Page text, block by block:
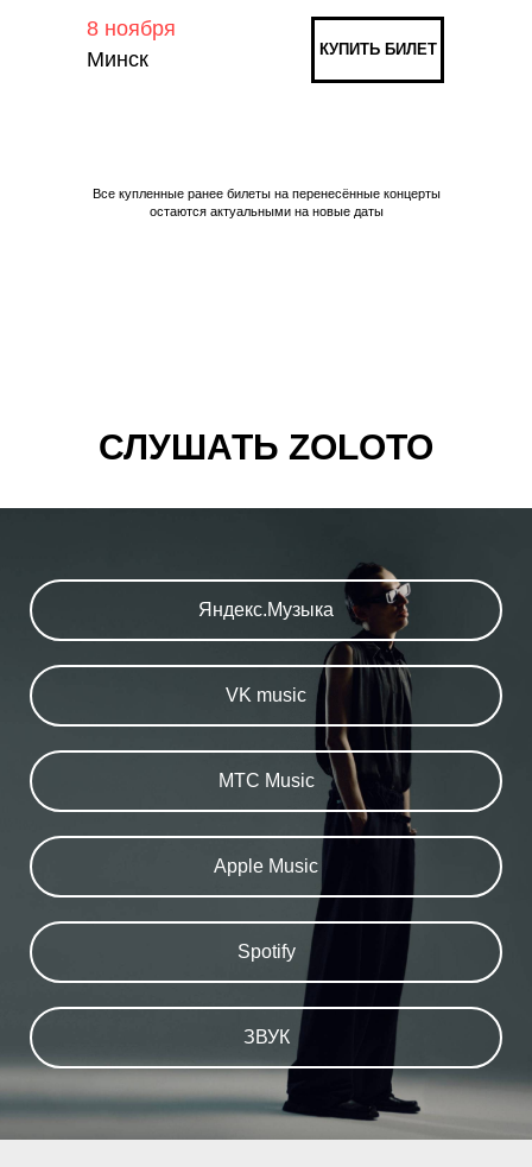
КУПИТЬ БИЛЕТ
8 ноября
Минск
Все купленные ранее билеты на перенесённые концерты
остаются актуальными на новые даты
СЛУШАТЬ ZOLOTO
Яндекс.Музыка
VK music
MTC Music
Apple Music
Spotify
ЗВУК